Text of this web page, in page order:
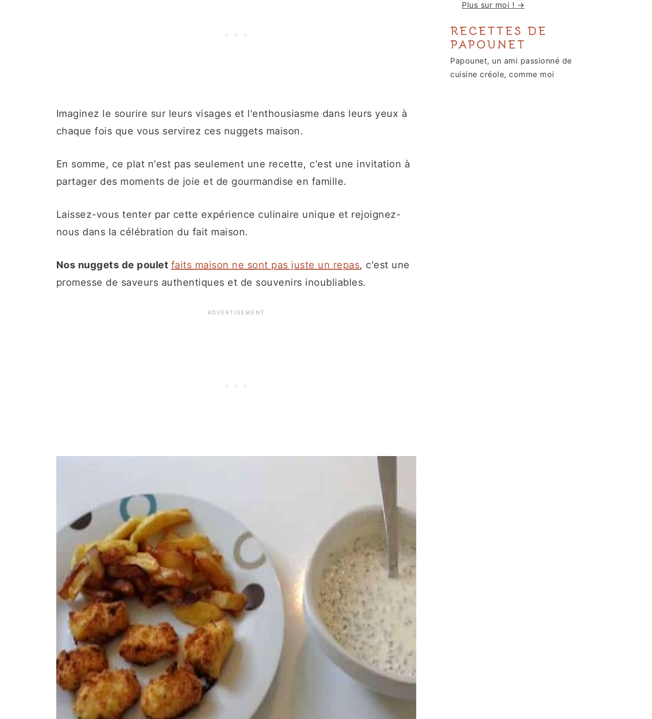
Imaginez le sourire sur leurs visages et l'enthousiasme dans leurs yeux à
chaque fois que vous servirez ces nuggets maison.
En somme, ce plat n'est pas seulement une recette, c'est une invitation à
partager des moments de joie et de gourmandise en famille.
Laissez-vous tenter par cette expérience culinaire unique et rejoignez-
nous dans la célébration du fait maison.
Nos nuggets de poulet faits maison ne sont pas juste un repas, c'est une
promesse de saveurs authentiques et de souvenirs inoubliables.
Plus sur moi ! →
RECETTES DE
PAPOUNET
Papounet, un ami passionné de
cuisine créole, comme moi